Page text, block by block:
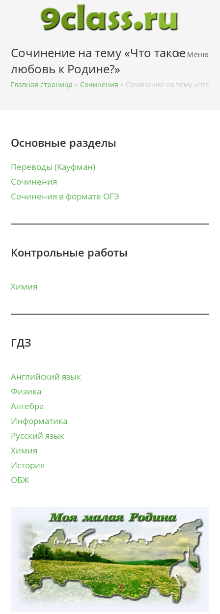
содержимому
Меню
Сочинение на тему «Что такое
любовь к Родине?»
Главная страница » Сочинения » Сочинение на тему «Что
Основные разделы
Переводы (Кауфман)
Сочинения
Сочинения в формате ОГЭ
Контрольные работы
Химия
ГДЗ
Английский язык
Физика
Алгебра
Информатика
Русский язык
Химия
История
ОБЖ